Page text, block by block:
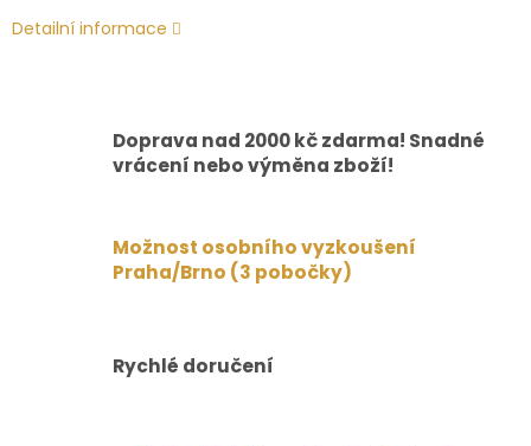
Detailní informace
Doprava nad 2000 kč zdarma! Snadné
vrácení nebo výměna zboží!
Možnost osobního vyzkoušení
Praha/Brno (3 pobočky)
Rychlé doručení